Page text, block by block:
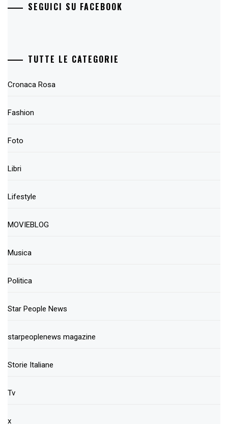
SEGUICI SU FACEBOOK
TUTTE LE CATEGORIE
Cronaca Rosa
Fashion
Foto
Libri
Lifestyle
MOVIEBLOG
Musica
Politica
Star People News
starpeoplenews magazine
Storie Italiane
Tv
x